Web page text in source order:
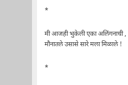
*
मी आजही भुकेली एका अलिंगनाची ,
मौनातले उसासे सारे मला मिळाले !
*